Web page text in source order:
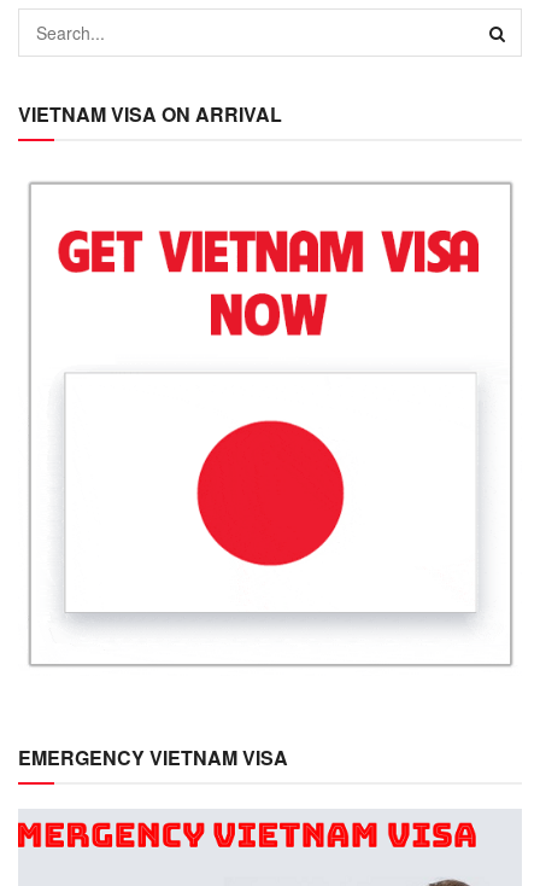
VIETNAM VISA ON ARRIVAL
EMERGENCY VIETNAM VISA